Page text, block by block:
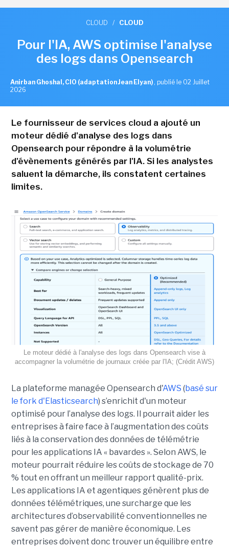
CLOUD / CLOUD
Pour l'IA, AWS optimise l'analyse
des logs dans Opensearch
Anirban Ghoshal, CIO (adaptation Jean Elyan) , publié le 02 Juillet
2026
Le fournisseur de services cloud a ajouté un
moteur dédié d'analyse des logs dans
Opensearch pour répondre à la volumétrie
d'évènements générés par l'IA. Si les analystes
saluent la démarche, ils constatent certaines
limites.
Le moteur dédié à l'analyse des logs dans Opensearch vise à
accompagner la volumétrie de journaux créée par l'IA; (Crédit AWS)
La plateforme managée Opensearch d'AWS (basé sur
le fork d'Elasticsearch) s’enrichit d'un moteur
optimisé pour l’analyse des logs. Il pourrait aider les
entreprises à faire face à l’augmentation des coûts
liés à la conservation des données de télémétrie
pour les applications IA « bavardes ». Selon AWS, le
moteur pourrait réduire les coûts de stockage de 70
% tout en offrant un meilleur rapport qualité-prix.
Les applications IA et agentiques génèrent plus de
données télémétriques, une surcharge que les
architectures d’observabilité conventionnelles ne
savent pas gérer de manière économique. Les
entreprises doivent donc trouver un équilibre entre